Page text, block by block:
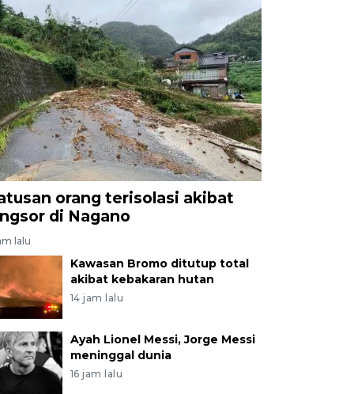
orang terisolasi akibat
di Nagano
lalu
Kawasan Bromo ditutup total
akibat kebakaran hutan
14 jam lalu
Ayah Lionel Messi, Jorge Messi
meninggal dunia
16 jam lalu